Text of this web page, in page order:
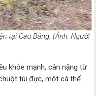
tại Cao Bằng. (Ảnh: Người
khỏe mạnh, cân nặng từ
túi đực, một cá thể